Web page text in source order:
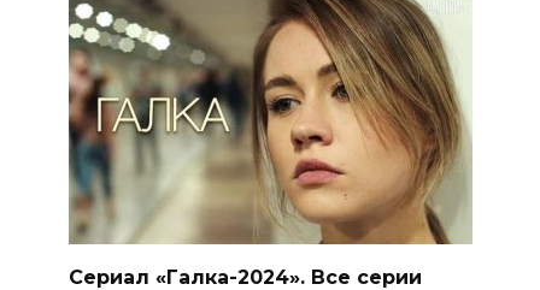
Сериал «Галка-2024». Все серии